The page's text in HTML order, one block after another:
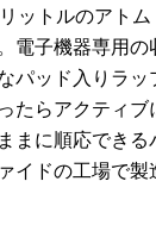
ットルのアト
電子機器専用の
パッド入りラッ
たらアクティ
まに順応できる
イドの工場で製